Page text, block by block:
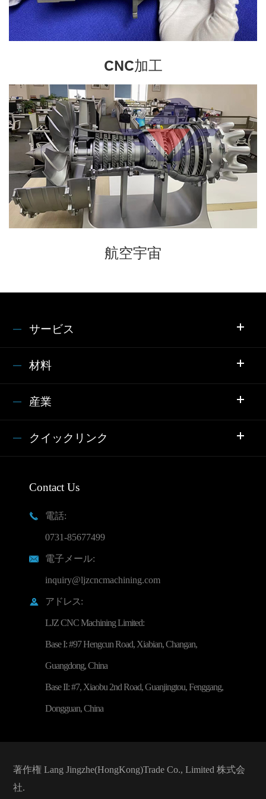
CNC加工
航空宇宙
サービス
材料
産業
クイックリンク
Contact Us

電話:
0731-85677499

電子メール:
inquiry@ljzcncmachining.com

アドレス:
LJZ CNC Machining Limited:
Base I: #97 Hengcun Road, Xiabian, Changan,
Guangdong, China
Base II: #7, Xiaobu 2nd Road, Guanjingtou, Fenggang,
Dongguan, China
著作権 Lang Jingzhe(HongKong)Trade Co., Limited株式会
社.